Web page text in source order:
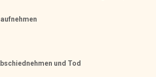
und Tod